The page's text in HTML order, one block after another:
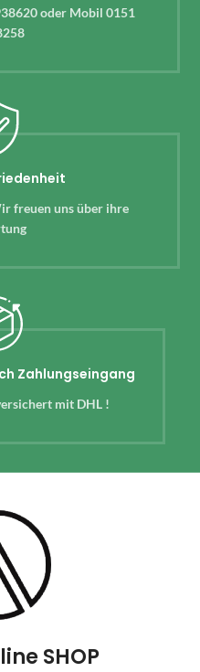
oder Mobil 0151
freuen uns über ihre
Zahlungseingang
mit DHL !
SHOP